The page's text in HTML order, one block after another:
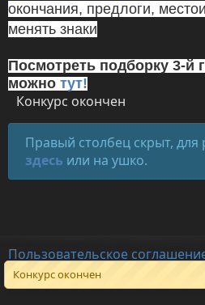
окончания, предлоги,
менять знаки
Посмотреть подборку 3-й
можно тут!
Конкурс окончен
Правый столбец скрыт,
здесь или на ушко.
Конкурс окончен
Пользовательское
Для правообладателей